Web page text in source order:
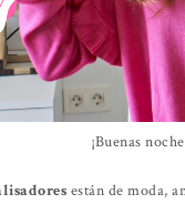
¡Buenas
están de moda,